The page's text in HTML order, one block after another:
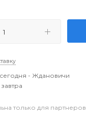
- Ждановичи
только для партнеров